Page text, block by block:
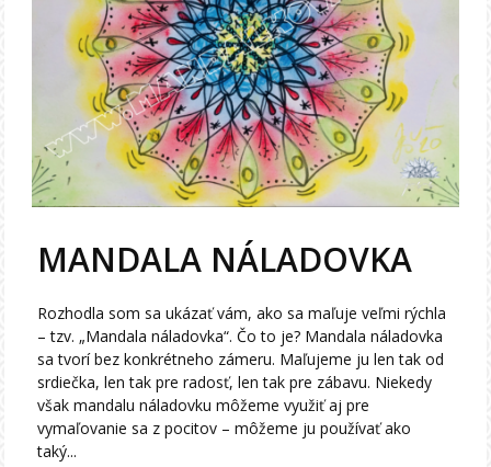
MANDALA NÁLADOVKA
Rozhodla som sa ukázať vám, ako sa maľuje veľmi rýchla
– tzv. „Mandala náladovka“. Čo to je? Mandala náladovka
sa tvorí bez konkrétneho zámeru. Maľujeme ju len tak od
srdiečka, len tak pre radosť, len tak pre zábavu. Niekedy
však mandalu náladovku môžeme využiť aj pre
vymaľovanie sa z pocitov – môžeme ju používať ako
taký...